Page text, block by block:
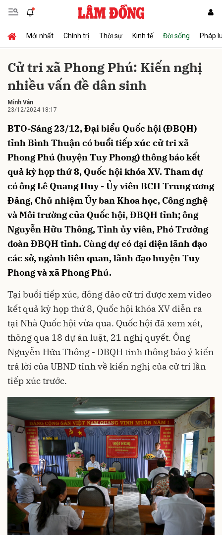
Mới nhất Chính trị Thời sự Kinh tế Đời sống Pháp
Cử tri xã Phong Phú: Kiến nghị
nhiều vấn đề dân sinh
Minh Vân
23/12/2024 18:17
BTO-Sáng 23/12, Đại biểu Quốc hội (ĐBQH)
tỉnh Bình Thuận có buổi tiếp xúc cử tri xã
Phong Phú (huyện Tuy Phong) thông báo kết
quả kỳ họp thứ 8, Quốc hội khóa XV. Tham dự
có ông Lê Quang Huy - Ủy viên BCH Trung ương
Đảng, Chủ nhiệm Ủy ban Khoa học, Công nghệ
và Môi trường của Quốc hội, ĐBQH tỉnh; ông
Nguyễn Hữu Thông, Tỉnh ủy viên, Phó Trưởng
đoàn ĐBQH tỉnh. Cùng dự có đại diện lãnh đạo
các sở, ngành liên quan, lãnh đạo huyện Tuy
Phong và xã Phong Phú.
Tại buổi tiếp xúc, đông đảo cử tri được xem video
kết quả kỳ họp thứ 8, Quốc hội khóa XV diễn ra
tại Nhà Quốc hội vừa qua. Quốc hội đã xem xét,
thông qua 18 dự án luật, 21 nghị quyết. Ông
Nguyễn Hữu Thông - ĐBQH tỉnh thông báo ý kiến
trả lời của UBND tỉnh về kiến nghị của cử tri lần
tiếp xúc trước.
Gửi bình luận
Gửi